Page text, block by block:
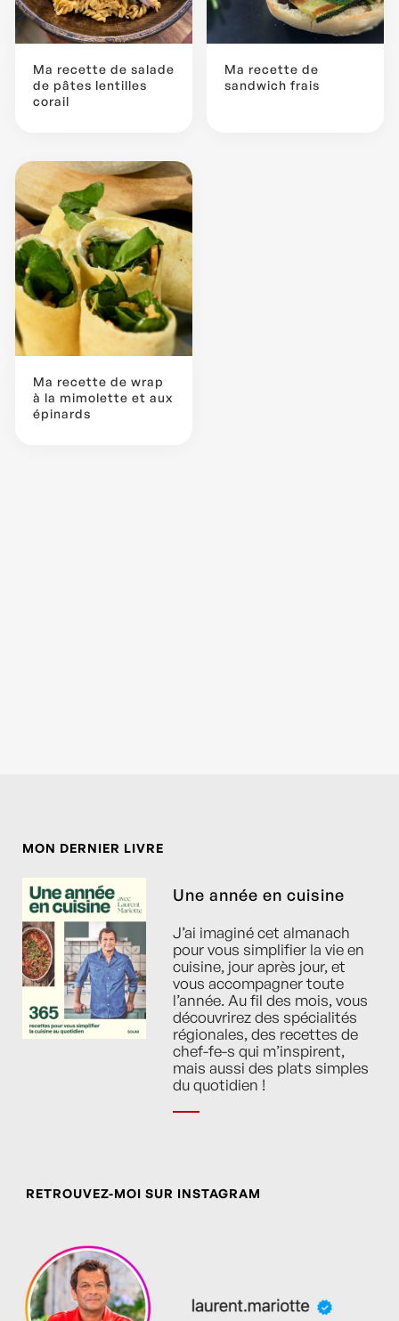
Ma recette de salade
de pâtes lentilles
corail
Ma recette de
sandwich frais
Ma recette de wrap
à la mimolette et aux
épinards
MON DERNIER LIVRE
Une année en cuisine
J’ai imaginé cet almanach
pour vous simplifier la vie en
cuisine, jour après jour, et
vous accompagner toute
l’année. Au fil des mois, vous
découvrirez des spécialités
régionales, des recettes de
chef-fe-s qui m’inspirent,
mais aussi des plats simples
du quotidien !
RETROUVEZ-MOI SUR INSTAGRAM